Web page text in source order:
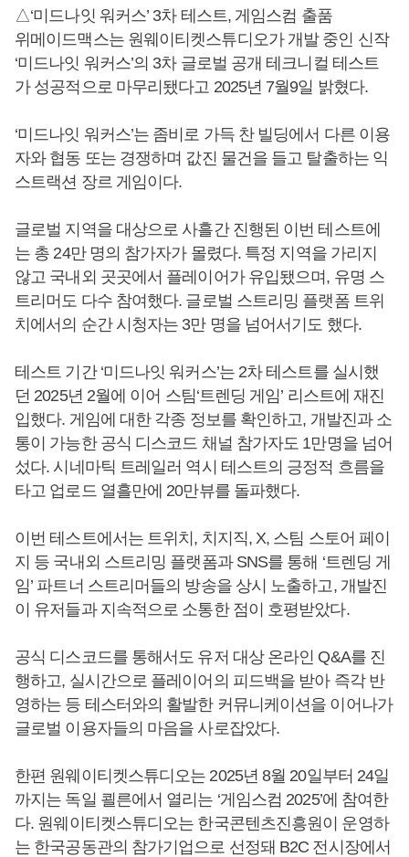
△‘미드나잇 워커스’ 3차 테스트, 게임스컴 출품
위메이드맥스는 원웨이티켓스튜디오가 개발 중인 신작
‘미드나잇 워커스’의 3차 글로벌 공개 테크니컬 테스트
가 성공적으로 마무리됐다고 2025년 7월9일 밝혔다.
‘미드나잇 워커스’는 좀비로 가득 찬 빌딩에서 다른 이용
자와 협동 또는 경쟁하며 값진 물건을 들고 탈출하는 익
스트랙션 장르 게임이다.
글로벌 지역을 대상으로 사흘간 진행된 이번 테스트에
는 총 24만 명의 참가자가 몰렸다. 특정 지역을 가리지
않고 국내외 곳곳에서 플레이어가 유입됐으며, 유명 스
트리머도 다수 참여했다. 글로벌 스트리밍 플랫폼 트위
치에서의 순간 시청자는 3만 명을 넘어서기도 했다.
테스트 기간 ‘미드나잇 워커스’는 2차 테스트를 실시했
던 2025년 2월에 이어 스팀‘트렌딩 게임’ 리스트에 재진
입했다. 게임에 대한 각종 정보를 확인하고, 개발진과 소
통이 가능한 공식 디스코드 채널 참가자도 1만명을 넘어
섰다. 시네마틱 트레일러 역시 테스트의 긍정적 흐름을
타고 업로드 열흘만에 20만뷰를 돌파했다.
이번 테스트에서는 트위치, 치지직, X, 스팀 스토어 페이
지 등 국내외 스트리밍 플랫폼과 SNS를 통해 ‘트렌딩 게
임’ 파트너 스트리머들의 방송을 상시 노출하고, 개발진
이 유저들과 지속적으로 소통한 점이 호평받았다.
공식 디스코드를 통해서도 유저 대상 온라인 Q&A를 진
행하고, 실시간으로 플레이어의 피드백을 받아 즉각 반
영하는 등 테스터와의 활발한 커뮤니케이션을 이어나가
글로벌 이용자들의 마음을 사로잡았다.
한편 원웨이티켓스튜디오는 2025년 8월 20일부터 24일
까지는 독일 쾰른에서 열리는 ‘게임스컴 2025’에 참여한
다. 원웨이티켓스튜디오는 한국콘텐츠진흥원이 운영하
는 한국공동관의 참가기업으로 선정돼 B2C 전시장에서